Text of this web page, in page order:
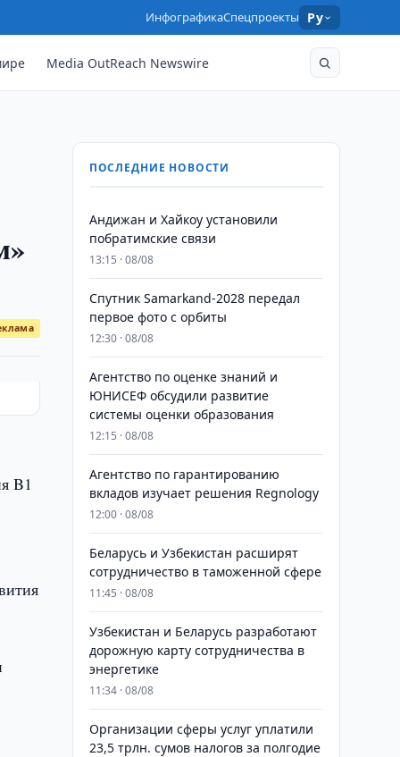
ИнфографикаСпецпроекты Ру
Media OutReach Newswire
B1
ПОСЛЕДНИЕ НОВОСТИ
Андижан и Хайкоу установили
побратимские связи
13:15 · 08/08
Спутник Samarkand-2028 передал
первое фото с орбиты
12:30 · 08/08
Агентство по оценке знаний и
ЮНИСЕФ обсудили развитие
системы оценки образования
12:15 · 08/08
Агентство по гарантированию
вкладов изучает решения Regnology
12:00 · 08/08
Беларусь и Узбекистан расширят
сотрудничество в таможенной сфере
11:45 · 08/08
Узбекистан и Беларусь разработают
дорожную карту сотрудничества в
энергетике
11:34 · 08/08
Организации сферы услуг уплатили
23,5 трлн. сумов налогов за полгодие